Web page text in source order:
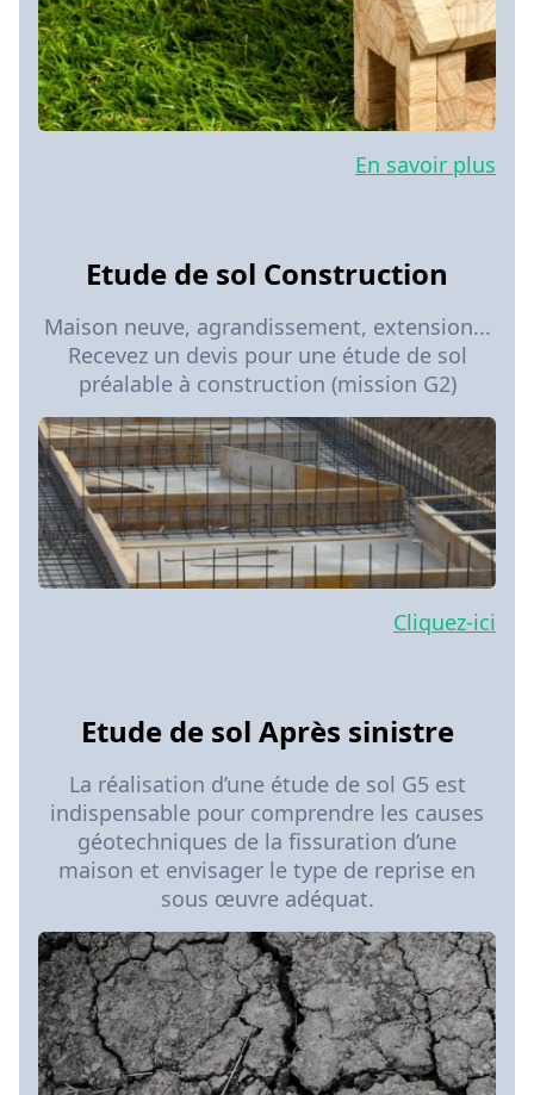
En savoir plus
Etude de sol Construction
Maison neuve, agrandissement, extension...
Recevez un devis pour une étude de sol
préalable à construction (mission G2)
Cliquez-ici
Etude de sol Après sinistre
La réalisation d’une étude de sol G5 est
indispensable pour comprendre les causes
géotechniques de la fissuration d’une
maison et envisager le type de reprise en
sous œuvre adéquat.